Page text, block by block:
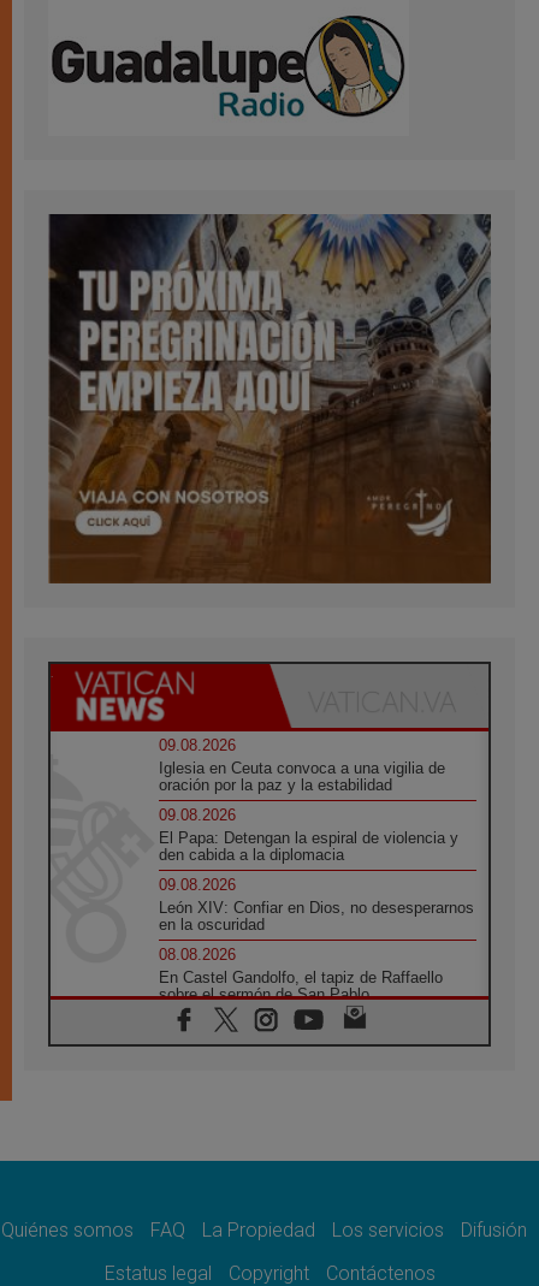
09.08.2026
Iglesia en Ceuta convoca a una vigilia de
oración por la paz y la estabilidad
09.08.2026
El Papa: Detengan la espiral de violencia y
den cabida a la diplomacia
09.08.2026
León XIV: Confiar en Dios, no desesperarnos
en la oscuridad
08.08.2026
En Castel Gandolfo, el tapiz de Raffaello
sobre el sermón de San Pablo
08.08.2026
En Colombia, «la paz no se compra con una
08.08.2026
08.08.2026
del Buen Consejo de Genazzano
Quiénes somos FAQ La Propiedad Los servicios
Difusión
Estatus legal
Copyright Contáctenos